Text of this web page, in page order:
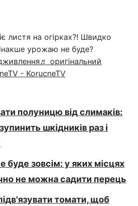
листя на огірках?! Швидко
урожаю не буде?
♬ оригінальний
- KorucneTV
полуницю від слимаків:
шкідників раз і
буде зовсім: у яких місцях
не можна садити перець
томати, щоб